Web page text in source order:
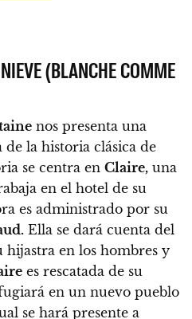
(BLANCHE COMME
nos presenta una
la historia clásica de
se centra en Claire, una
en el hotel de su
es administrado por su
Ella se dará cuenta del
hijastra en los hombres y
es rescatada de su
en un nuevo pueblo
se hará presente a